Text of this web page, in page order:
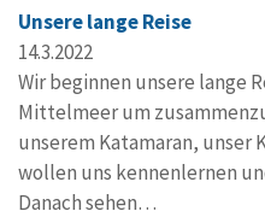
Unsere lange Reise
14.3.2022
Wir beginnen unsere lange
Mittelmeer um
unserem Katamaran, unser
wollen uns kennenlernen
Danach sehen…